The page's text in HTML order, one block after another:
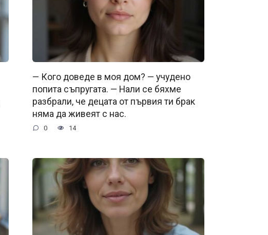
— Кого доведе в моя дом? — учудено
попита съпругата. — Нали се бяхме
разбрали, че децата от първия ти брак
няма да живеят с нас.
0 14